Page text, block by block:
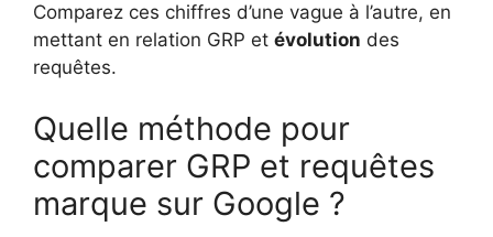
Comparez ces chiffres d’une vague à l’autre, en
mettant en relation GRP et évolution des
requêtes.
Quelle méthode pour
comparer GRP et requêtes
marque sur Google ?